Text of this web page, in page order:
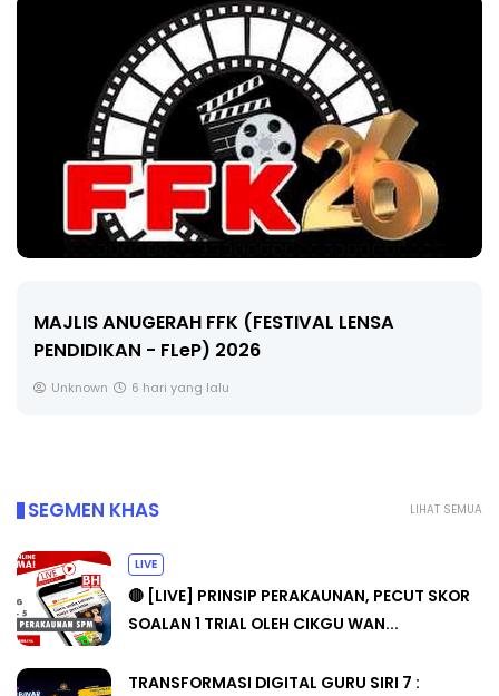
MAJLIS ANUGERAH FFK (FESTIVAL LENSA
PENDIDIKAN - FLeP) 2026
Unknown 6 hari yang lalu
LIHAT SEMUA
SEGMEN KHAS
LIVE
🔴 [LIVE] PRINSIP PERAKAUNAN, PECUT SKOR
SOALAN 1 TRIAL OLEH CIKGU WAN...
TRANSFORMASI DIGITAL GURU SIRI 7 :